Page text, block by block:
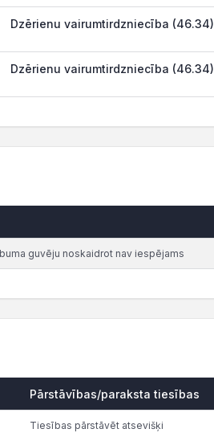
Dzērienu vairumtirdzniecība (46.34)
Dzērienu vairumtirdzniecība (46.34)
guvēju noskaidrot nav iespējams
Pārstāvības/paraksta tiesības
Tiesības pārstāvēt atsevišķi